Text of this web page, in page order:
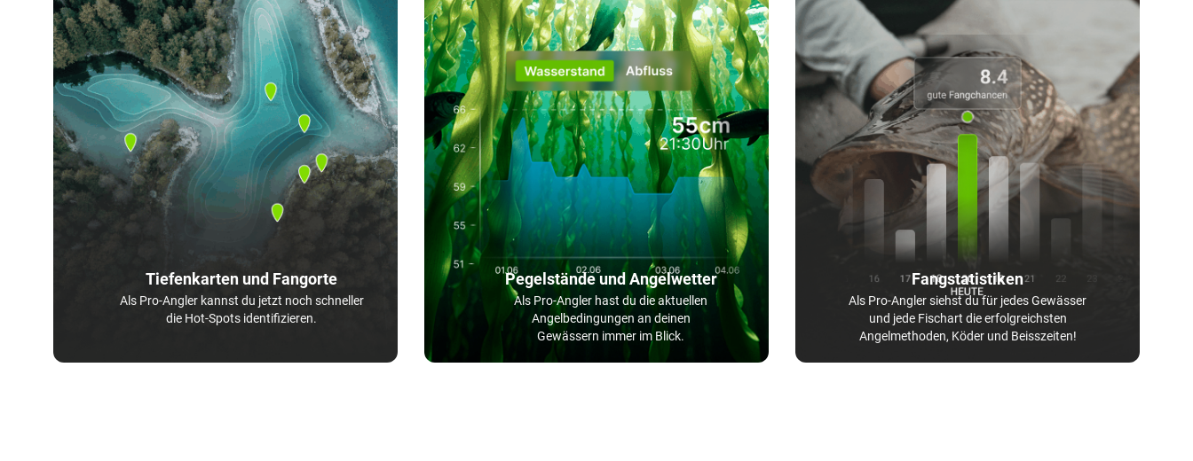
Tiefenkarten und Fangorte
Als Pro-Angler kannst du jetzt noch schneller
die Hot-Spots identifizieren.
Pegelstände und Angelwetter
Als Pro-Angler hast du die aktuellen
Angelbedingungen an deinen
Gewässern immer im Blick.
Fangstatistiken
Als Pro-Angler siehst du für jedes Gewässer
und jede Fischart die erfolgreichsten
Angelmethoden, Köder und Beisszeiten!